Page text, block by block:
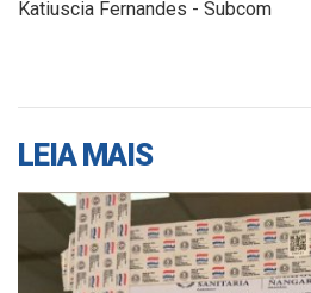
Katiuscia Fernandes - Subcom
LEIA MAIS